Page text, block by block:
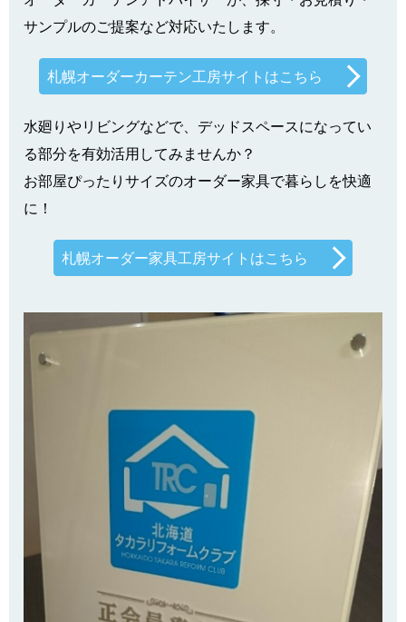
サンプルのご提案など対応いたします。
札幌オーダーカーテン工房サイトはこちら
水廻りやリビングなどで、デッドスペースになってい
る部分を有効活用してみませんか？
お部屋ぴったりサイズのオーダー家具で暮らしを快適
に！
札幌オーダー家具工房サイトはこちら